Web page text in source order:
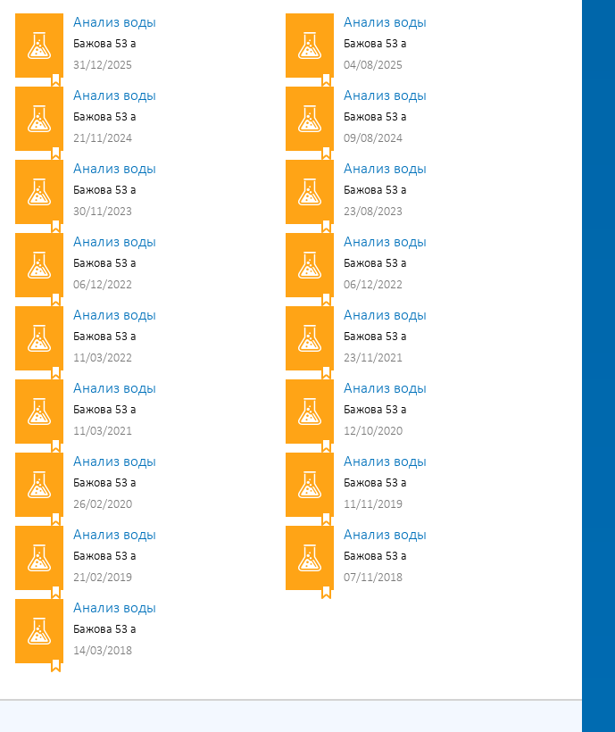
Анализ воды
Бажова 53 а
31/12/2025
Анализ воды
Бажова 53 а
04/08/2025
Анализ воды
Бажова 53 а
21/11/2024
Анализ воды
Бажова 53 а
09/08/2024
Анализ воды
Бажова 53 а
30/11/2023
Анализ воды
Бажова 53 а
23/08/2023
Анализ воды
Бажова 53 а
06/12/2022
Анализ воды
Бажова 53 а
06/12/2022
Анализ воды
Бажова 53 а
11/03/2022
Анализ воды
Бажова 53 а
23/11/2021
Анализ воды
Бажова 53 а
11/03/2021
Анализ воды
Бажова 53 а
12/10/2020
Анализ воды
Бажова 53 а
26/02/2020
Анализ воды
Бажова 53 а
11/11/2019
Анализ воды
Бажова 53 а
21/02/2019
Анализ воды
Бажова 53 а
07/11/2018
Анализ воды
Бажова 53 а
14/03/2018